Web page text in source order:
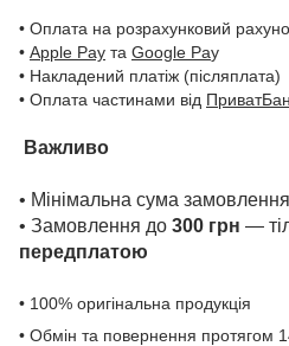
• Оплата на розрахунковий
• Apple Pay та Google Pay
• Накладений платіж (післяплата)
• Оплата частинами від
Важливо
• Мінімальна сума
• Замовлення до 300 грн —
передплатою
• 100% оригінальна продукція
• Обмін та повернення протягом